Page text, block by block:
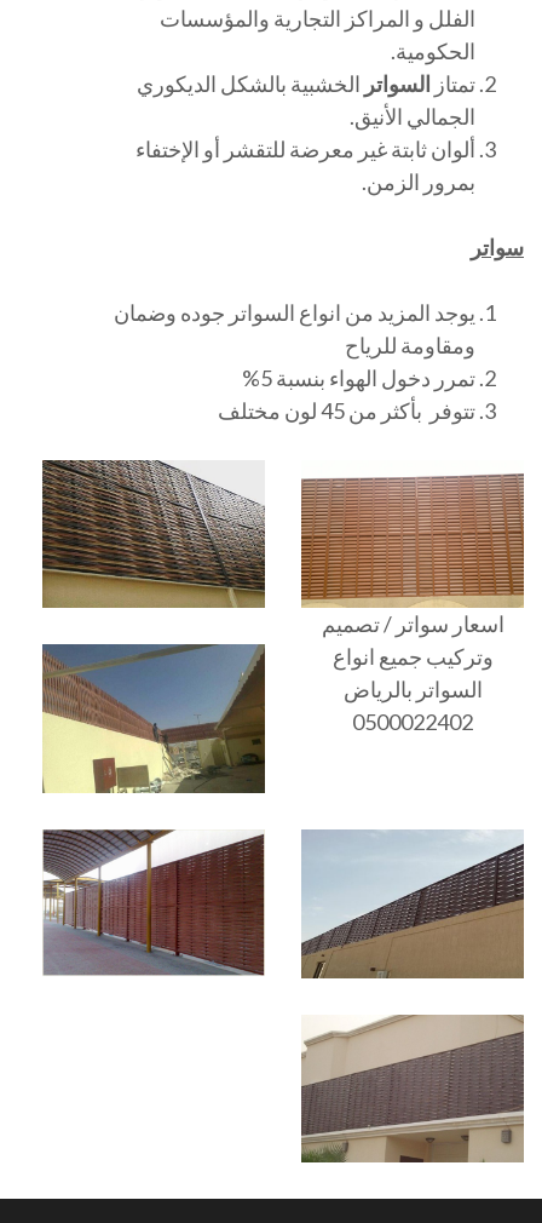
الفلل و المراكز التجارية والمؤسسات
الحكومية.
تمتاز السواتر الخشبية بالشكل الديكوري
الجمالي الأنيق.
ألوان ثابتة غير معرضة للتقشر أو الإختفاء
بمرور الزمن.
سواتر
يوجد المزيد من انواع السواتر جوده وضمان
ومقاومة للرياح
تمرر دخول الهواء بنسبة 5%
تتوفر بأكثر من 45 لون مختلف
اسعار سواتر / تصميم
وتركيب جميع انواع
السواتر بالرياض
0500022402